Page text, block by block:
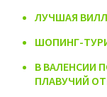
ЛУЧШАЯ
ШОПИНГ-
В ВАЛЕНСИИ
ПЛАВУЧИЙ